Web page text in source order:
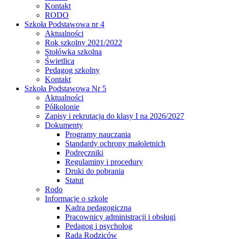
Kontakt
RODO
Szkoła Podstawowa nr 4
Aktualności
Rok szkolny 2021/2022
Stołówka szkolna
Świetlica
Pedagog szkolny
Kontakt
Szkoła Podstawowa Nr 5
Aktualności
Półkolonie
Zapisy i rekrutacja do klasy I na 2026/2027
Dokumenty
Programy nauczania
Standardy ochrony małoletnich
Podręczniki
Regulaminy i procedury
Druki do pobrania
Statut
Rodo
Informacje o szkole
Kadra pedagogiczna
Pracownicy administracji i obsługi
Pedagog i psycholog
Rada Rodziców